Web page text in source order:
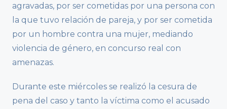
agravadas, por ser cometidas por una persona con
la que tuvo relación de pareja, y por ser cometida
por un hombre contra una mujer, mediando
violencia de género, en concurso real con
amenazas.
Durante este miércoles se realizó la cesura de
pena del caso y tanto la víctima como el acusado